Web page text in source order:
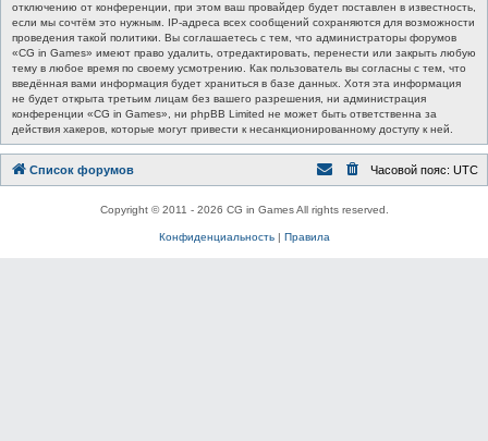
отключению от конференции, при этом ваш провайдер будет поставлен в известность,
если мы сочтём это нужным. IP-адреса всех сообщений сохраняются для возможности
проведения такой политики. Вы соглашаетесь с тем, что администраторы форумов
«CG in Games» имеют право удалить, отредактировать, перенести или закрыть любую
тему в любое время по своему усмотрению. Как пользователь вы согласны с тем, что
введённая вами информация будет храниться в базе данных. Хотя эта информация
не будет открыта третьим лицам без вашего разрешения, ни администрация
конференции «CG in Games», ни phpBB Limited не может быть ответственна за
действия хакеров, которые могут привести к несанкционированному доступу к ней.
Список форумов Часовой пояс: UTC
Copyright © 2011 - 2026 CG in Games All rights reserved.
Конфиденциальность| Правила